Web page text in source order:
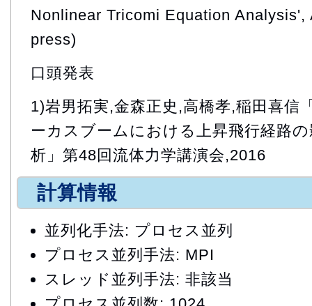
Nonlinear Tricomi Equation
press)
口頭発表
1)岩男拓実,金森正史,高橋孝,稲田喜信
ーカスブームにおける上昇飛行経路
析」第48回流体力学講演会,2016
計算情報
並列化手法: プロセス並列
プロセス並列手法: MPI
スレッド並列手法: 非該当